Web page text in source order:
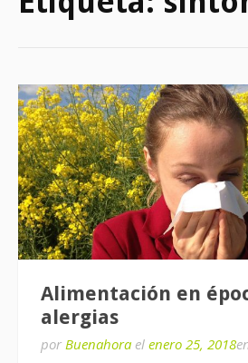
Alimentación en
alergias
por Buenahora el enero 25, 2018